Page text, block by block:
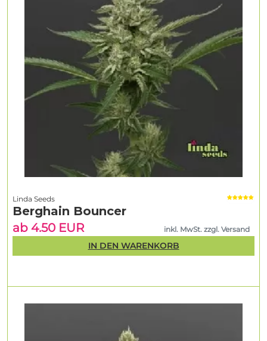
Linda Seeds
Berghain Bouncer
ab 4.50 EUR
inkl. MwSt. zzgl. Versand
IN DEN WARENKORB